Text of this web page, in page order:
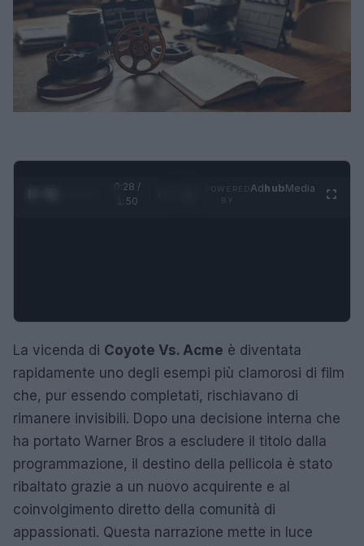
0:29 /
1:50
AdhubMedia
La vicenda di Coyote Vs. Acme è diventata
rapidamente uno degli esempi più clamorosi di film
che, pur essendo completati, rischiavano di
rimanere invisibili. Dopo una decisione interna che
ha portato Warner Bros a escludere il titolo dalla
programmazione, il destino della pellicola è stato
ribaltato grazie a un nuovo acquirente e al
coinvolgimento diretto della comunità di
appassionati. Questa narrazione mette in luce